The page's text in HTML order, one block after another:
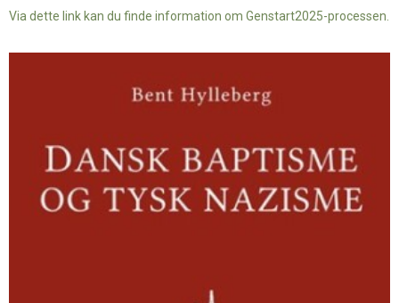
Via dette link kan du finde information om Genstart2025-processen.